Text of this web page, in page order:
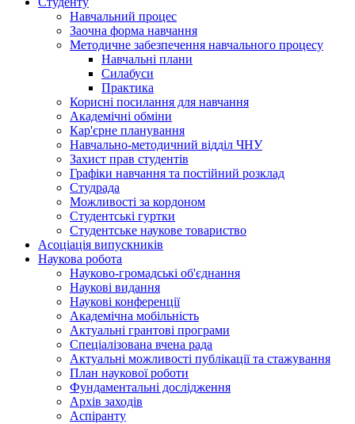
Навчальний процес
Заочна форма навчання
Методичне забезпечення навчального процесу
Навчальні плани
Силабуси
Практика
Корисні посилання для навчання
Академічні обміни
Кар'єрне планування
Навчально-методичний відділ ЧНУ
Захист прав студентів
Графіки навчання та постійний розклад
Студрада
Можливості за кордоном
Студентські гуртки
Студентське наукове товариство
Асоціація випускників
Наукова робота
Науково-громадські об'єднання
Наукові видання
Наукові конференції
Академічна мобільність
Актуальні грантові програми
Спеціалізована вчена рада
Актуальні можливості публікації та стажування
План наукової роботи
Фундаментальні дослідження
Архів заходів
Аспіранту